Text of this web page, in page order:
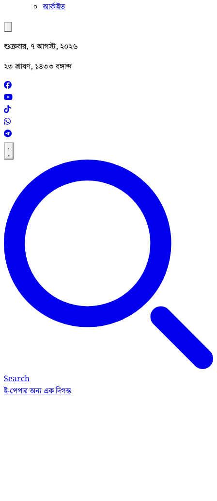
আর্কাইভ
শুক্রবার, ৭ আগস্ট, ২০২৬
২৩ শ্রাবণ, ১৪৩৩ বঙ্গাব্দ
Search
ই-পেপারঅন্য এক দিগন্ত